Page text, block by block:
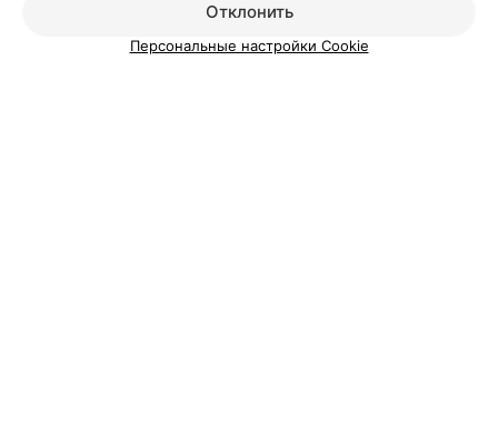
Инъекции диспорта в носогубные складки в
Отклонить
Персональные настройки Cookie